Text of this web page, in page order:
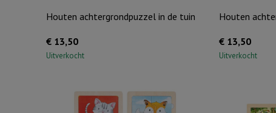
Houten achtergrondpuzzel in de tuin
€13,50
Uitverkocht
Houten
€13,50
Uitverkocht